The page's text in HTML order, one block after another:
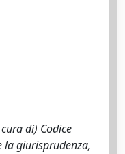
di) Codice
la giurisprudenza,